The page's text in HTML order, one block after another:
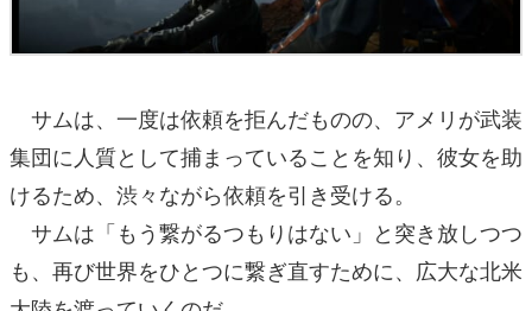
サムは、一度は依頼を拒んだものの、アメリが武装
集団に人質として捕まっていることを知り、彼女を助
けるため、渋々ながら依頼を引き受ける。
サムは「もう繋がるつもりはない」と突き放しつつ
も、再び世界をひとつに繋ぎ直すために、広大な北米